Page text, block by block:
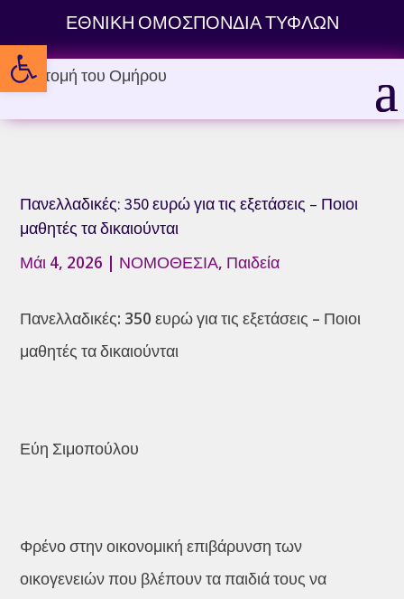
content
Ανοίξτε τη γραμμή εργαλείων
ΕΘΝΙΚΗ ΟΜΟΣΠΟΝΔΙΑ ΤΥΦΛΩΝ
Πανελλαδικές: 350 ευρώ για τις εξετάσεις – Ποιοι
μαθητές τα δικαιούνται
Μάι 4, 2026 | ΝΟΜΟΘΕΣΙΑ, Παιδεία
Πανελλαδικές: 350 ευρώ για τις εξετάσεις – Ποιοι
μαθητές τα δικαιούνται
Εύη Σιμοπούλου
Φρένο στην οικονομική επιβάρυνση των
οικογενειών που βλέπουν τα παιδιά τους να